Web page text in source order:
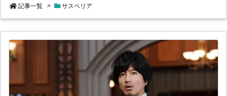
記事一覧 > サスペリア